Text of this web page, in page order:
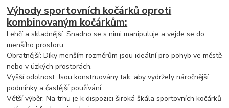
Výhody sportovních kočárků oproti
kombinovaným kočárkům:
Lehčí a skladnější: Snadno se s nimi manipuluje a vejde se do
menšího prostoru.
Obratnější: Díky menším rozměrům jsou ideální pro pohyb ve městě
nebo v úzkých prostorách.
Vyšší odolnost: Jsou konstruovány tak, aby vydržely náročnější
podmínky a častější používání.
Větší výběr: Na trhu je k dispozici široká škála sportovních kočárků